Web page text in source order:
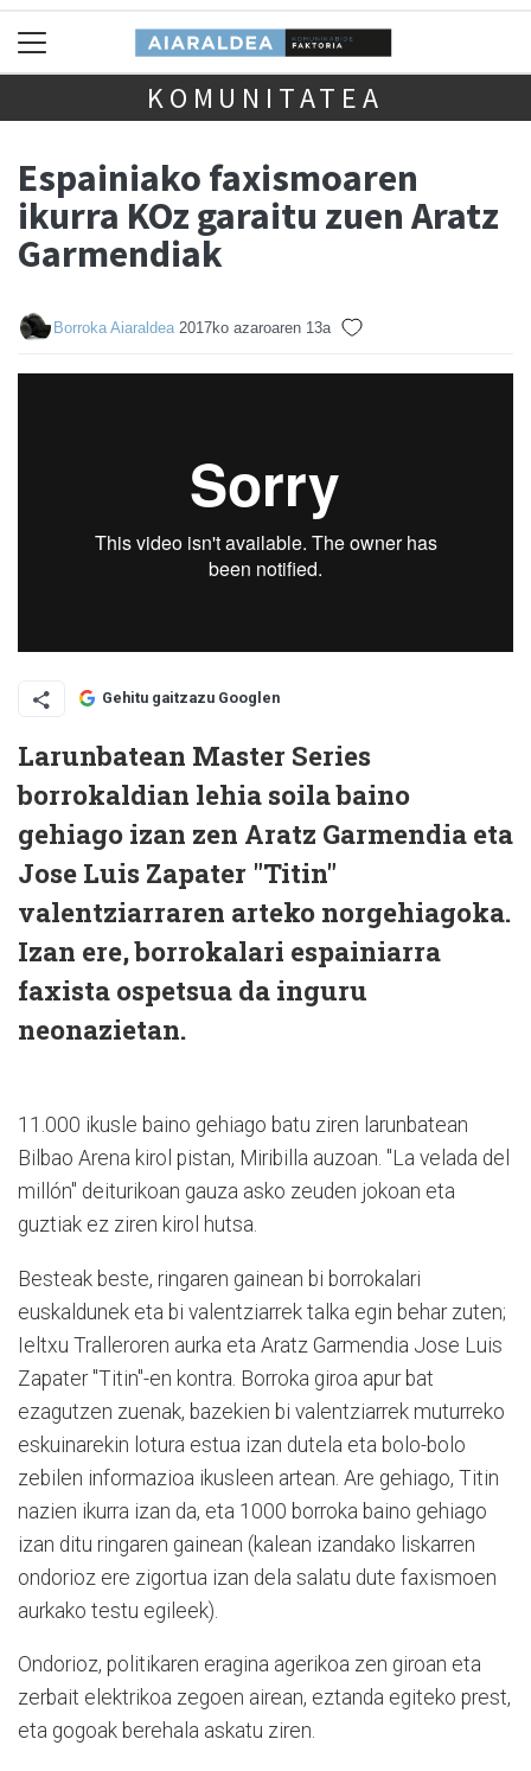
KOMUNITATEA
Espainiako faxismoaren
ikurra KOz garaitu zuen Aratz
Garmendiak
Borroka Aiaraldea 2017ko azaroaren 13a
Gehitu gaitzazu Googlen
Larunbatean Master Series
borrokaldian lehia soila baino
gehiago izan zen Aratz Garmendia eta
Jose Luis Zapater "Titin"
valentziarraren arteko norgehiagoka.
Izan ere, borrokalari espainiarra
faxista ospetsua da inguru
neonazietan.
11.000 ikusle baino gehiago batu ziren larunbatean
Bilbao Arena kirol pistan, Miribilla auzoan. "La velada del
millón" deiturikoan gauza asko zeuden jokoan eta
guztiak ez ziren kirol hutsa.
Besteak beste, ringaren gainean bi borrokalari
euskaldunek eta bi valentziarrek talka egin behar zuten;
Ieltxu Tralleroren aurka eta Aratz Garmendia Jose Luis
Zapater "Titin"-en kontra. Borroka giroa apur bat
ezagutzen zuenak, bazekien bi valentziarrek muturreko
eskuinarekin lotura estua izan dutela eta bolo-bolo
zebilen informazioa ikusleen artean. Are gehiago, Titin
nazien ikurra izan da, eta 1000 borroka baino gehiago
izan ditu ringaren gainean (kalean izandako liskarren
ondorioz ere zigortua izan dela salatu dute faxismoen
aurkako testu egileek).
Ondorioz, politikaren eragina agerikoa zen giroan eta
zerbait elektrikoa zegoen airean, eztanda egiteko prest,
eta gogoak berehala askatu ziren.